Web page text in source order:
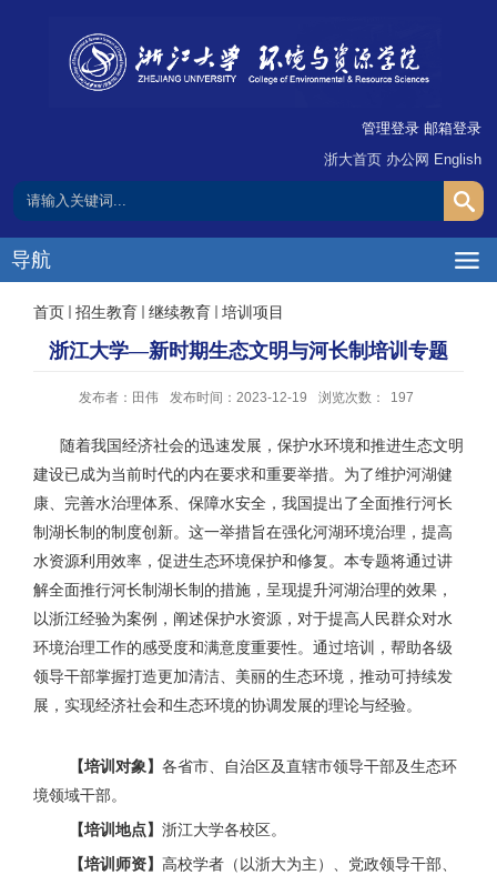
管理登录 邮箱登录
浙大首页 办公网 English
导航
首页 招生教育 继续教育 培训项目
浙江大学—新时期生态文明与河长制培训专题
发布者：田伟 发布时间：2023-12-19 浏览次数： 197
随着我国经济社会的迅速发展，保护水环境和推进生态文明
建设已成为当前时代的内在要求和重要举措。为了维护河湖健
康、完善水治理体系、保障水安全，我国提出了全面推行河长
制湖长制的制度创新。这一举措旨在强化河湖环境治理，提高
水资源利用效率，促进生态环境保护和修复。本专题将通过讲
解全面推行河长制湖长制的措施，呈现提升河湖治理的效果，
以浙江经验为案例，阐述保护水资源，对于提高人民群众对水
环境治理工作的感受度和满意度重要性。通过培训，帮助各级
领导干部掌握打造更加清洁、美丽的生态环境，推动可持续发
展，实现经济社会和生态环境的协调发展的理论与经验。
【培训对象】 各省市、自治区及直辖市领导干部及生态环
境领域干部。
【培训地点】 浙江大学各校区。
【培训师资】 高校学者（以浙大为主）、党政领导干部、